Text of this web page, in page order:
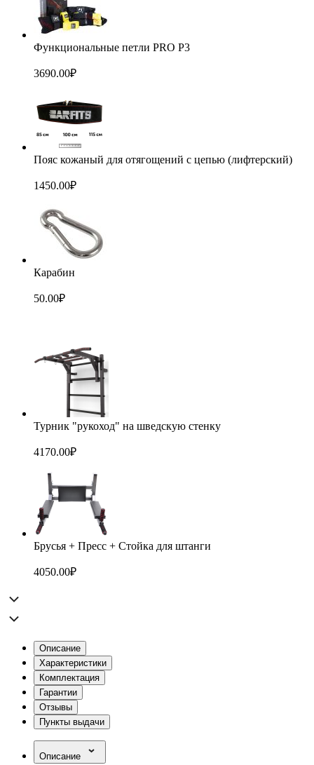
Функциональные петли PRO P3
3690.00₽
Пояс кожаный для отягощений с цепью (лифтерский)
1450.00₽
Карабин
50.00₽
Турник "рукоход" на шведскую стенку
4170.00₽
Брусья + Пресс + Стойка для штанги
4050.00₽
Описание
Характеристики
Комплектация
Гарантии
Отзывы
Пункты выдачи
Описание